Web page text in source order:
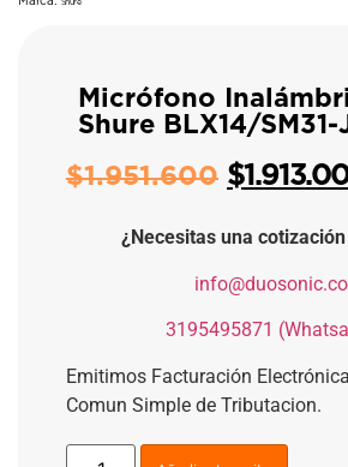
Shure
Micrófono
Shure BLX14/SM31-
$1.951.600 $
¿Necesitas una
info@duosonic.co
3195495871
Emitimos Facturación
Comun Simple de Tributacion.